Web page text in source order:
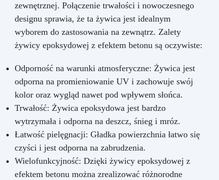
zewnętrznej. Połączenie trwałości i nowoczesnego
designu sprawia, że ta żywica jest idealnym
wyborem do zastosowania na zewnątrz. Zalety
żywicy epoksydowej z efektem betonu są oczywiste:
Odporność na warunki atmosferyczne: Żywica jest
odporna na promieniowanie UV i zachowuje swój
kolor oraz wygląd nawet pod wpływem słońca.
Trwałość: Żywica epoksydowa jest bardzo
wytrzymała i odporna na deszcz, śnieg i mróz.
Łatwość pielęgnacji: Gładka powierzchnia łatwo się
czyści i jest odporna na zabrudzenia.
Wielofunkcyjność: Dzięki żywicy epoksydowej z
efektem betonu można zrealizować różnorodne